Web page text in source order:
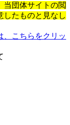
当団体サイトの閲
したものと見なし
こちらをクリッ